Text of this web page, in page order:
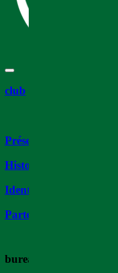
club
Présentation
Histoire
Identité
Partenaires
bureau